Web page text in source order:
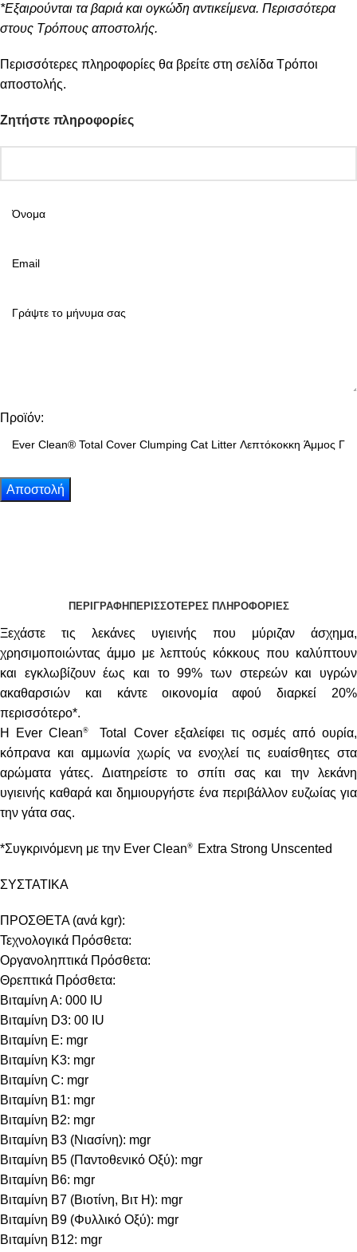
*Εξαιρούνται τα βαριά και ογκώδη αντικείμενα. Περισσότερα
στους Τρόπους αποστολής.
Περισσότερες πληροφορίες θα βρείτε στη σελίδα Τρόποι
αποστολής.
Ζητήστε πληροφορίες
Προϊόν:
ΠΕΡΙΓΡΑΦΗ ΠΕΡΙΣΣΟΤΕΡΕΣ ΠΛΗΡΟΦΟΡΙΕΣ
Ξεχάστε τις λεκάνες υγιεινής που μύριζαν άσχημα,
χρησιμοποιώντας άμμο με λεπτούς κόκκους που καλύπτουν
και εγκλωβίζουν έως και το 99% των στερεών και υγρών
ακαθαρσιών και κάντε οικονομία αφού διαρκεί 20%
περισσότερο*.
Η Ever Clean®
Total Cover εξαλείφει τις οσμές από ουρία,
κόπρανα και αμμωνία χωρίς να ενοχλεί τις ευαίσθητες στα
αρώματα γάτες. Διατηρείστε το σπίτι σας και την λεκάνη
υγιεινής καθαρά και δημιουργήστε ένα περιβάλλον ευζωίας για
την γάτα σας.
*Συγκρινόμενη με την Ever Clean® Extra Strong Unscented
ΣΥΣΤΑΤΙΚΑ
ΠΡΟΣΘΕΤΑ (ανά kgr):
Τεχνολογικά Πρόσθετα:
Οργανοληπτικά Πρόσθετα:
Θρεπτικά Πρόσθετα:
Βιταμίνη Α: 000 IU
Βιταμίνη D3: 00 IU
Βιταμίνη E: mgr
Βιταμίνη Κ3: mgr
Βιταμίνη C: mgr
Βιταμίνη B1: mgr
Βιταμίνη B2: mgr
Βιταμίνη B3 (Νιασίνη): mgr
Βιταμίνη B5 (Παντοθενικό Οξύ): mgr
Βιταμίνη B6: mgr
Βιταμίνη B7 (Βιοτίνη, Βιτ Η): mgr
Βιταμίνη B9 (Φυλλικό Οξύ): mgr
Βιταμίνη B12: mgr